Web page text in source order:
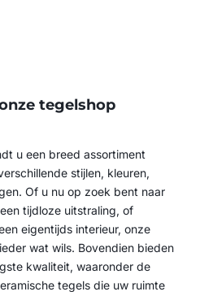
tegelshop
u een breed assortiment
stijlen, kleuren,
Of u nu op zoek bent naar
tijdloze uitstraling, of
eigentijds interieur, onze
wat wils. Bovendien bieden
kwaliteit, waaronder de
tegels die uw ruimte